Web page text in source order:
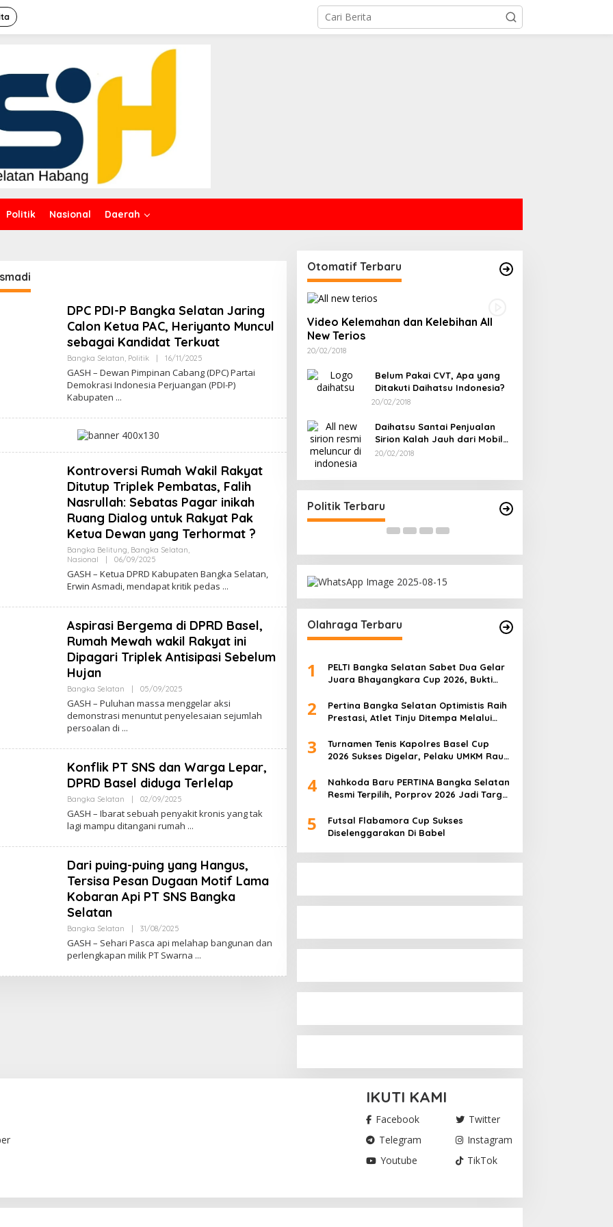
Politik Nasional Daerah
DPC PDI-P Bangka Selatan Jaring
Calon Ketua PAC, Heriyanto Muncul
sebagai Kandidat Terkuat
Bangka Selatan, Politik | 16/11/2025Oleh
GASH – Dewan Pimpinan Cabang (DPC) Partai
Demokrasi Indonesia Perjuangan (PDI-P)
Kabupaten
Kontroversi Rumah Wakil Rakyat
Ditutup Triplek Pembatas, Falih
Nasrullah: Sebatas Pagar inikah
Ruang Dialog untuk Rakyat Pak
Ketua Dewan yang Terhormat ?
Bangka Belitung, Bangka Selatan,
Nasional
06/09/2025Oleh
GASH – Ketua DPRD Kabupaten Bangka Selatan,
Erwin Asmadi, mendapat kritik pedas
Aspirasi Bergema di DPRD Basel,
Rumah Mewah wakil Rakyat ini
Dipagari Triplek Antisipasi Sebelum
Hujan
Bangka Selatan 05/09/2025Oleh
GASH – Puluhan massa menggelar aksi
demonstrasi menuntut penyelesaian sejumlah
persoalan di
Konflik PT SNS dan Warga Lepar,
DPRD Basel diduga Terlelap
Bangka Selatan 02/09/2025Oleh
GASH – Ibarat sebuah penyakit kronis yang tak
lagi mampu ditangani rumah
Dari puing-puing yang Hangus,
Tersisa Pesan Dugaan Motif Lama
Kobaran Api PT SNS Bangka
Selatan
Bangka Selatan 31/08/2025Oleh
GASH – Sehari Pasca api melahap bangunan dan
perlengkapan milik PT Swarna
Otomatif Terbaru
Video Kelemahan dan Kelebihan All
New Terios
20/02/2018
Belum Pakai CVT, Apa yang
Ditakuti Daihatsu Indonesia?
20/02/2018
Daihatsu Santai Penjualan
Sirion Kalah Jauh dari Mobil
LCGC
20/02/2018
Politik Terbaru
Bawa Misi Besar Bangkitkan
Golkar Bangka Selatan
Di Bangka Selatan, Politik
Toboali partai
Olahraga Terbaru
1
PELTI Bangka Selatan Sabet Dua Gelar
Juara Bhayangkara Cup 2026, Bukti
2
Pertina Bangka Selatan Optimistis Raih
Prestasi, Atlet Tinju Ditempa Melalui
3
Turnamen Tenis Kapolres Basel Cup
2026 Sukses Digelar, Pelaku UMKM Raup
4
Nahkoda Baru PERTINA Bangka Selatan
Resmi Terpilih, Porprov 2026 Jadi Target
5
Futsal Flabamora Cup Sukses
Diselenggarakan Di Babel
IKUTI KAMI
Facebook
Twitter
Telegram
Instagram
Youtube
TikTok